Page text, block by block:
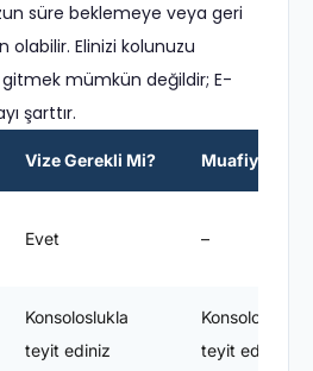
süre beklemeye veya geri
Elinizi kolunuzu
mümkün değildir; E-
şarttır.
Vize Gerekli Mi? Muafiyet
Evet –
Konsoloslukla
teyit ediniz
Konsoloslukla
teyit ediniz